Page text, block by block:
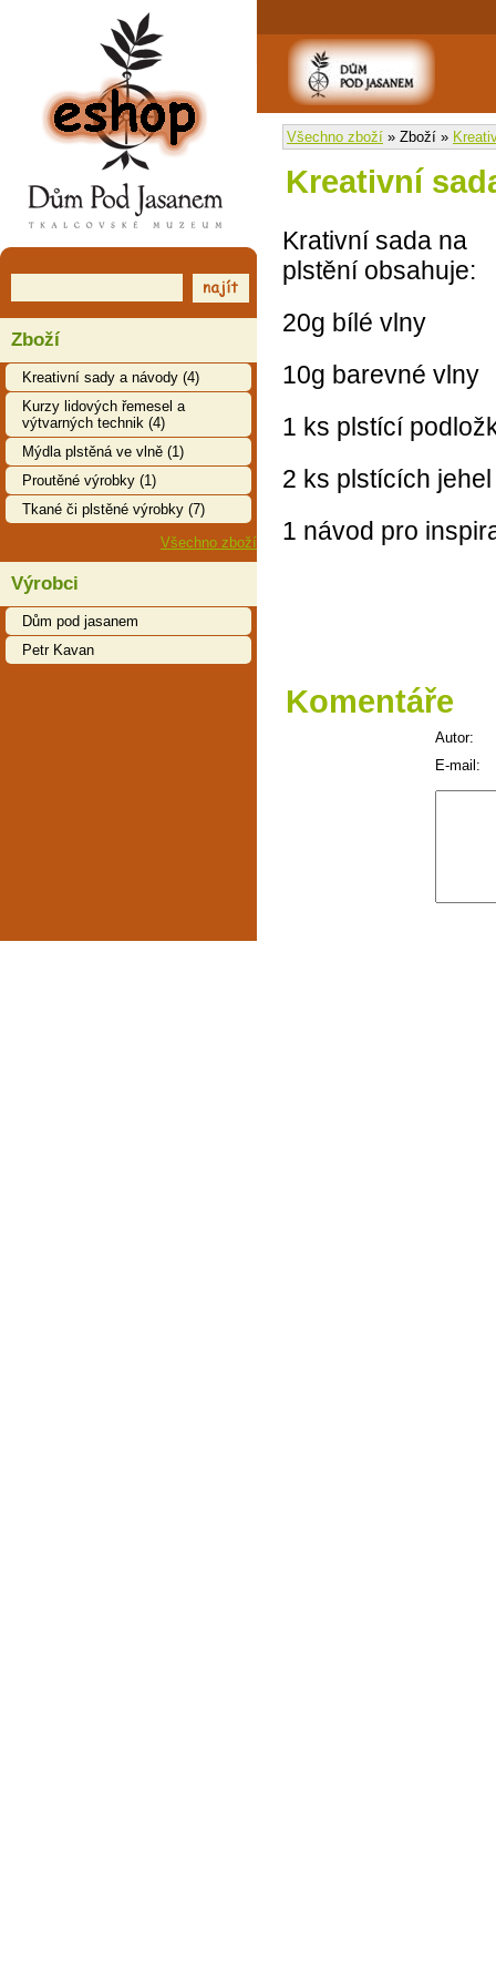
Zboží
Kreativní sady a návody (4)
Kurzy lidových řemesel a
výtvarných technik (4)
Mýdla plstěná ve vlně (1)
Proutěné výrobky (1)
Tkané či plstěné výrobky (7)
Všechno zboží
Výrobci
Dům pod jasanem
Petr Kavan
Všechno zboží » Zboží »
Kreativní
Krativní sada na
plstění obsahuje:
20g bílé vlny
10g barevné vlny
1 ks plstící
2 ks plstících jehel
1 návod pro
Komentáře
Autor:
E-mail: